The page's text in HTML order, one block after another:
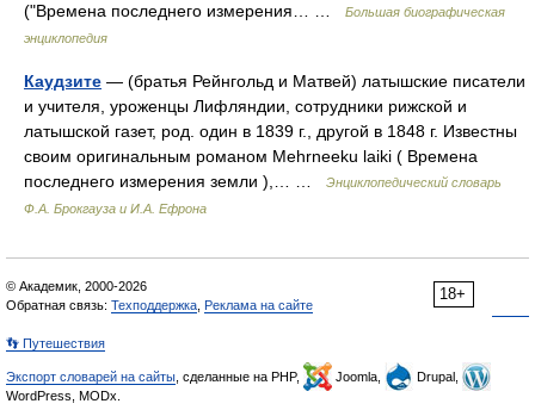
("Времена последнего измерения… …
Большая биографическая
энциклопедия
Каудзите — (братья Рейнгольд и Матвей) латышские писатели
и учителя, уроженцы Лифляндии, сотрудники рижской и
латышской газет, род. один в 1839 г., другой в 1848 г. Известны
своим оригинальным романом Mehrneeku laiki ( Времена
последнего измерения земли ),… …
Энциклопедический словарь
Ф.А. Брокгауза и И.А. Ефрона
18+
© Академик, 2000-2026
Обратная связь: Техподдержка Реклама на сайте
👣 Путешествия
Экспорт словарей на сайты , сделанные на PHP, Joomla,
Drupal,
WordPress, MODx.